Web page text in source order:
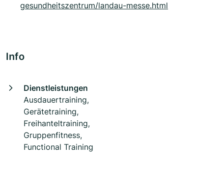
gesundheitszentrum/landau-messe.html
Info
Dienstleistungen
Ausdauertraining,
Gerätetraining,
Freihanteltraining,
Gruppenfitness,
Functional Training